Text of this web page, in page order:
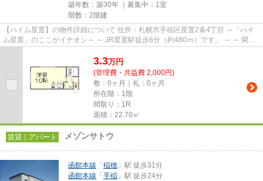
築年数：築30年 ｜募集中： 1室
階数：2階建
【ハイム星置】の物件詳細について 住所：札幌市手稲区星置2条4丁目 ～「ハイ
ム星置」のここがイチオシ～ ～ JR星置駅徒歩6分（約480ｍ）です。 ～ ～ 閑静
3.3万円
(管理費・共益費 2,000円)
敷：0ヶ月｜礼：0ヶ月
所在階：1階
間取り：1R
面積：22.70㎡
賃貸｜アパート メゾンサトウ
函館本線 「 稲穂 」駅 徒歩31分
函館本線 「 手稲 」駅 徒歩24分